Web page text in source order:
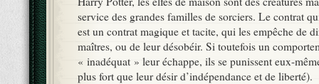
service des grandes familles de sorciers. Le contrat
est un contrat magique et tacite, qui les empêche de
maîtres, ou de leur désobéir. Si toutefois un
« inadéquat » leur échappe, ils se punissent eux-
plus fort que leur désir d’indépendance et de liberté).